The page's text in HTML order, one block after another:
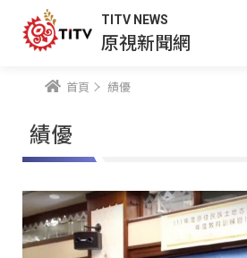
TITV NEWS
原視新聞網
首頁 績優
績優